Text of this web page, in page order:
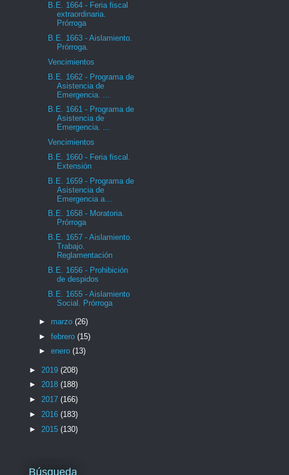
B.E. 1664 - Feria fiscal
extraordinaria.
Prórroga
B.E. 1663 - Aislamiento.
Prórroga.
Vencimientos
B.E. 1662 - Programa de
Asistencia de
Emergencia. ...
B.E. 1661 - Programa de
Asistencia de
Emergencia. ...
Vencimientos
B.E. 1660 - Feria fiscal.
Extensión
B.E. 1659 - Programa de
Asistencia de
Emergencia a...
B.E. 1658 - Moratoria.
Prórroga
B.E. 1657 - Aislamiento.
Trabajo.
Reglamentación
B.E. 1656 - Prohibición
de despidos
B.E. 1655 - Aislamiento
Social. Prórroga
► marzo (26)
► febrero (15)
► enero (13)
► 2019 (208)
► 2018 (188)
► 2017 (166)
► 2016 (183)
► 2015 (130)
Búsqueda